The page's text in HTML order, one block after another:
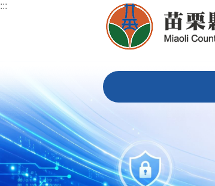
跳到主要內容區塊
:::